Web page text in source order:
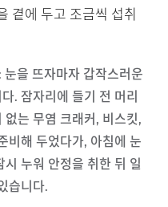
곁에 두고 조금씩 섭취
: 눈을 뜨자마자 갑작스러운
. 잠자리에 들기 전 머리
는 무염 크래커, 비스킷,
비해 두었다가, 아침에 눈
누워 안정을 취한 뒤 일
습니다.